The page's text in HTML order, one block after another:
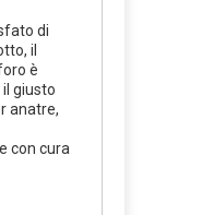
di
il
è
giusto
anatre,
con cura